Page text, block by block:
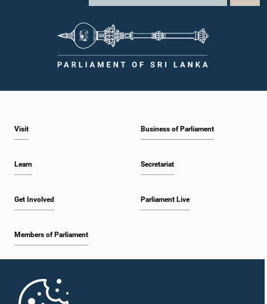
Visit
Learn
Get Involved
Members of Parliament
Business of Parliament
Secretariat
Parliament Live